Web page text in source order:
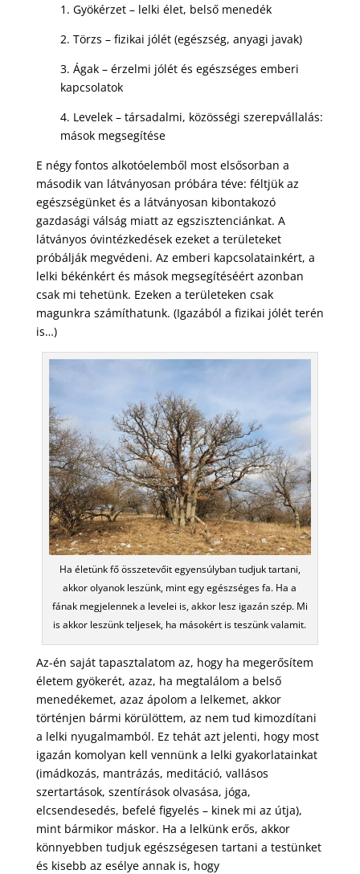
1. Gyökérzet – lelki élet, belső menedék
2. Törzs – fizikai jólét (egészség, anyagi javak)
3. Ágak – érzelmi jólét és egészséges emberi
kapcsolatok
4. Levelek – társadalmi, közösségi szerepvállalás:
mások megsegítése
E négy fontos alkotóelemből most elsősorban a
második van látványosan próbára téve: féltjük az
egészségünket és a látványosan kibontakozó
gazdasági válság miatt az egszisztenciánkat. A
látványos óvintézkedések ezeket a területeket
próbálják megvédeni. Az emberi kapcsolatainkért, a
lelki békénkért és mások megsegítéséért azonban
csak mi tehetünk. Ezeken a területeken csak
magunkra számíthatunk. (Igazából a fizikai jólét terén
is…)
Ha életünk fő összetevőit egyensúlyban tudjuk tartani,
akkor olyanok leszünk, mint egy egészséges fa. Ha a
fának megjelennek a levelei is, akkor lesz igazán szép. Mi
is akkor leszünk teljesek, ha másokért is teszünk valamit.
Az-én saját tapasztalatom az, hogy ha megerősítem
életem gyökerét, azaz, ha megtalálom a belső
menedékemet, azaz ápolom a lelkemet, akkor
történjen bármi körülöttem, az nem tud kimozdítani
a lelki nyugalmamból. Ez tehát azt jelenti, hogy most
igazán komolyan kell vennünk a lelki gyakorlatainkat
(imádkozás, mantrázás, meditáció, vallásos
szertartások, szentírások olvasása, jóga,
elcsendesedés, befelé figyelés – kinek mi az útja),
mint bármikor máskor. Ha a lelkünk erős, akkor
könnyebben tudjuk egészségesen tartani a testünket
és kisebb az esélye annak is, hogy